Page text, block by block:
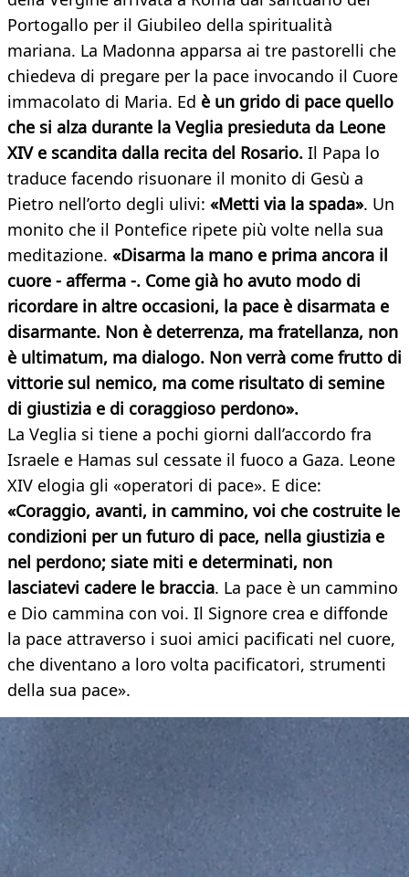
Portogallo per il Giubileo della spiritualità
mariana. La Madonna apparsa ai tre pastorelli che
chiedeva di pregare per la pace invocando il Cuore
immacolato di Maria. Ed è un grido di pace quello
che si alza durante la Veglia presieduta da Leone
XIV e scandita dalla recita del Rosario. Il Papa lo
traduce facendo risuonare il monito di Gesù a
Pietro nell’orto degli ulivi: «Metti via la spada». Un
monito che il Pontefice ripete più volte nella sua
meditazione. «Disarma la mano e prima ancora il
cuore - afferma -. Come già ho avuto modo di
ricordare in altre occasioni, la pace è disarmata e
disarmante. Non è deterrenza, ma fratellanza, non
è ultimatum, ma dialogo. Non verrà come frutto di
vittorie sul nemico, ma come risultato di semine
di giustizia e di coraggioso perdono».
La Veglia si tiene a pochi giorni dall’accordo fra
Israele e Hamas sul cessate il fuoco a Gaza. Leone
XIV elogia gli «operatori di pace». E dice:
«Coraggio, avanti, in cammino, voi che costruite le
condizioni per un futuro di pace, nella giustizia e
nel perdono; siate miti e determinati, non
lasciatevi cadere le braccia. La pace è un cammino
e Dio cammina con voi. Il Signore crea e diffonde
la pace attraverso i suoi amici pacificati nel cuore,
che diventano a loro volta pacificatori, strumenti
della sua pace».